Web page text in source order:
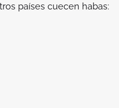
países cuecen habas: